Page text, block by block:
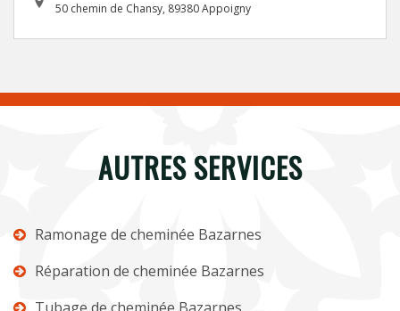
50 chemin de Chansy, 89380 Appoigny
AUTRES SERVICES
Ramonage de cheminée Bazarnes
Réparation de cheminée Bazarnes